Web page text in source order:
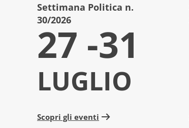
Settimana Politica n.
30/2026
27 -31
LUGLIO
Scopri gli eventi